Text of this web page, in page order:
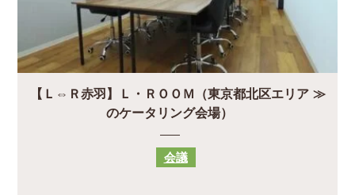
【Ｌ⇔Ｒ赤羽】Ｌ・ＲＯＯＭ（東京都北区エリア
のケータリング会場）
会議